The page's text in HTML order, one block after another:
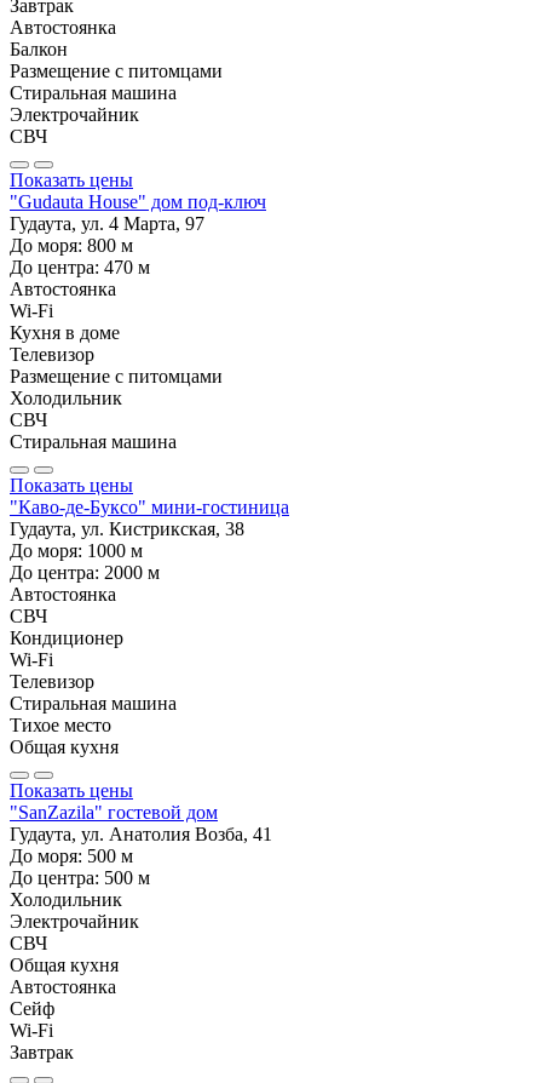
Завтрак
Автостоянка
Балкон
Размещение с питомцами
Стиральная машина
Электрочайник
СВЧ
Показать цены
"Gudauta House" дом под-ключ
Гудаута, ул. 4 Марта, 97
До моря: 800 м
До центра: 470 м
Автостоянка
Wi-Fi
Кухня в доме
Телевизор
Размещение с питомцами
Холодильник
СВЧ
Стиральная машина
Показать цены
"Каво-де-Буксо" мини-гостиница
Гудаута, ул. Кистрикская, 38
До моря: 1000 м
До центра: 2000 м
Автостоянка
СВЧ
Кондиционер
Wi-Fi
Телевизор
Стиральная машина
Тихое место
Общая кухня
Показать цены
"SanZazila" гостевой дом
Гудаута, ул. Анатолия Возба, 41
До моря: 500 м
До центра: 500 м
Холодильник
Электрочайник
СВЧ
Общая кухня
Автостоянка
Сейф
Wi-Fi
Завтрак